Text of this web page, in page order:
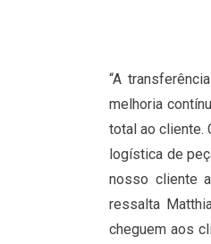
“A
melhoria
total ao cliente.
logística de
nosso cliente
ressalta
cheguem aos